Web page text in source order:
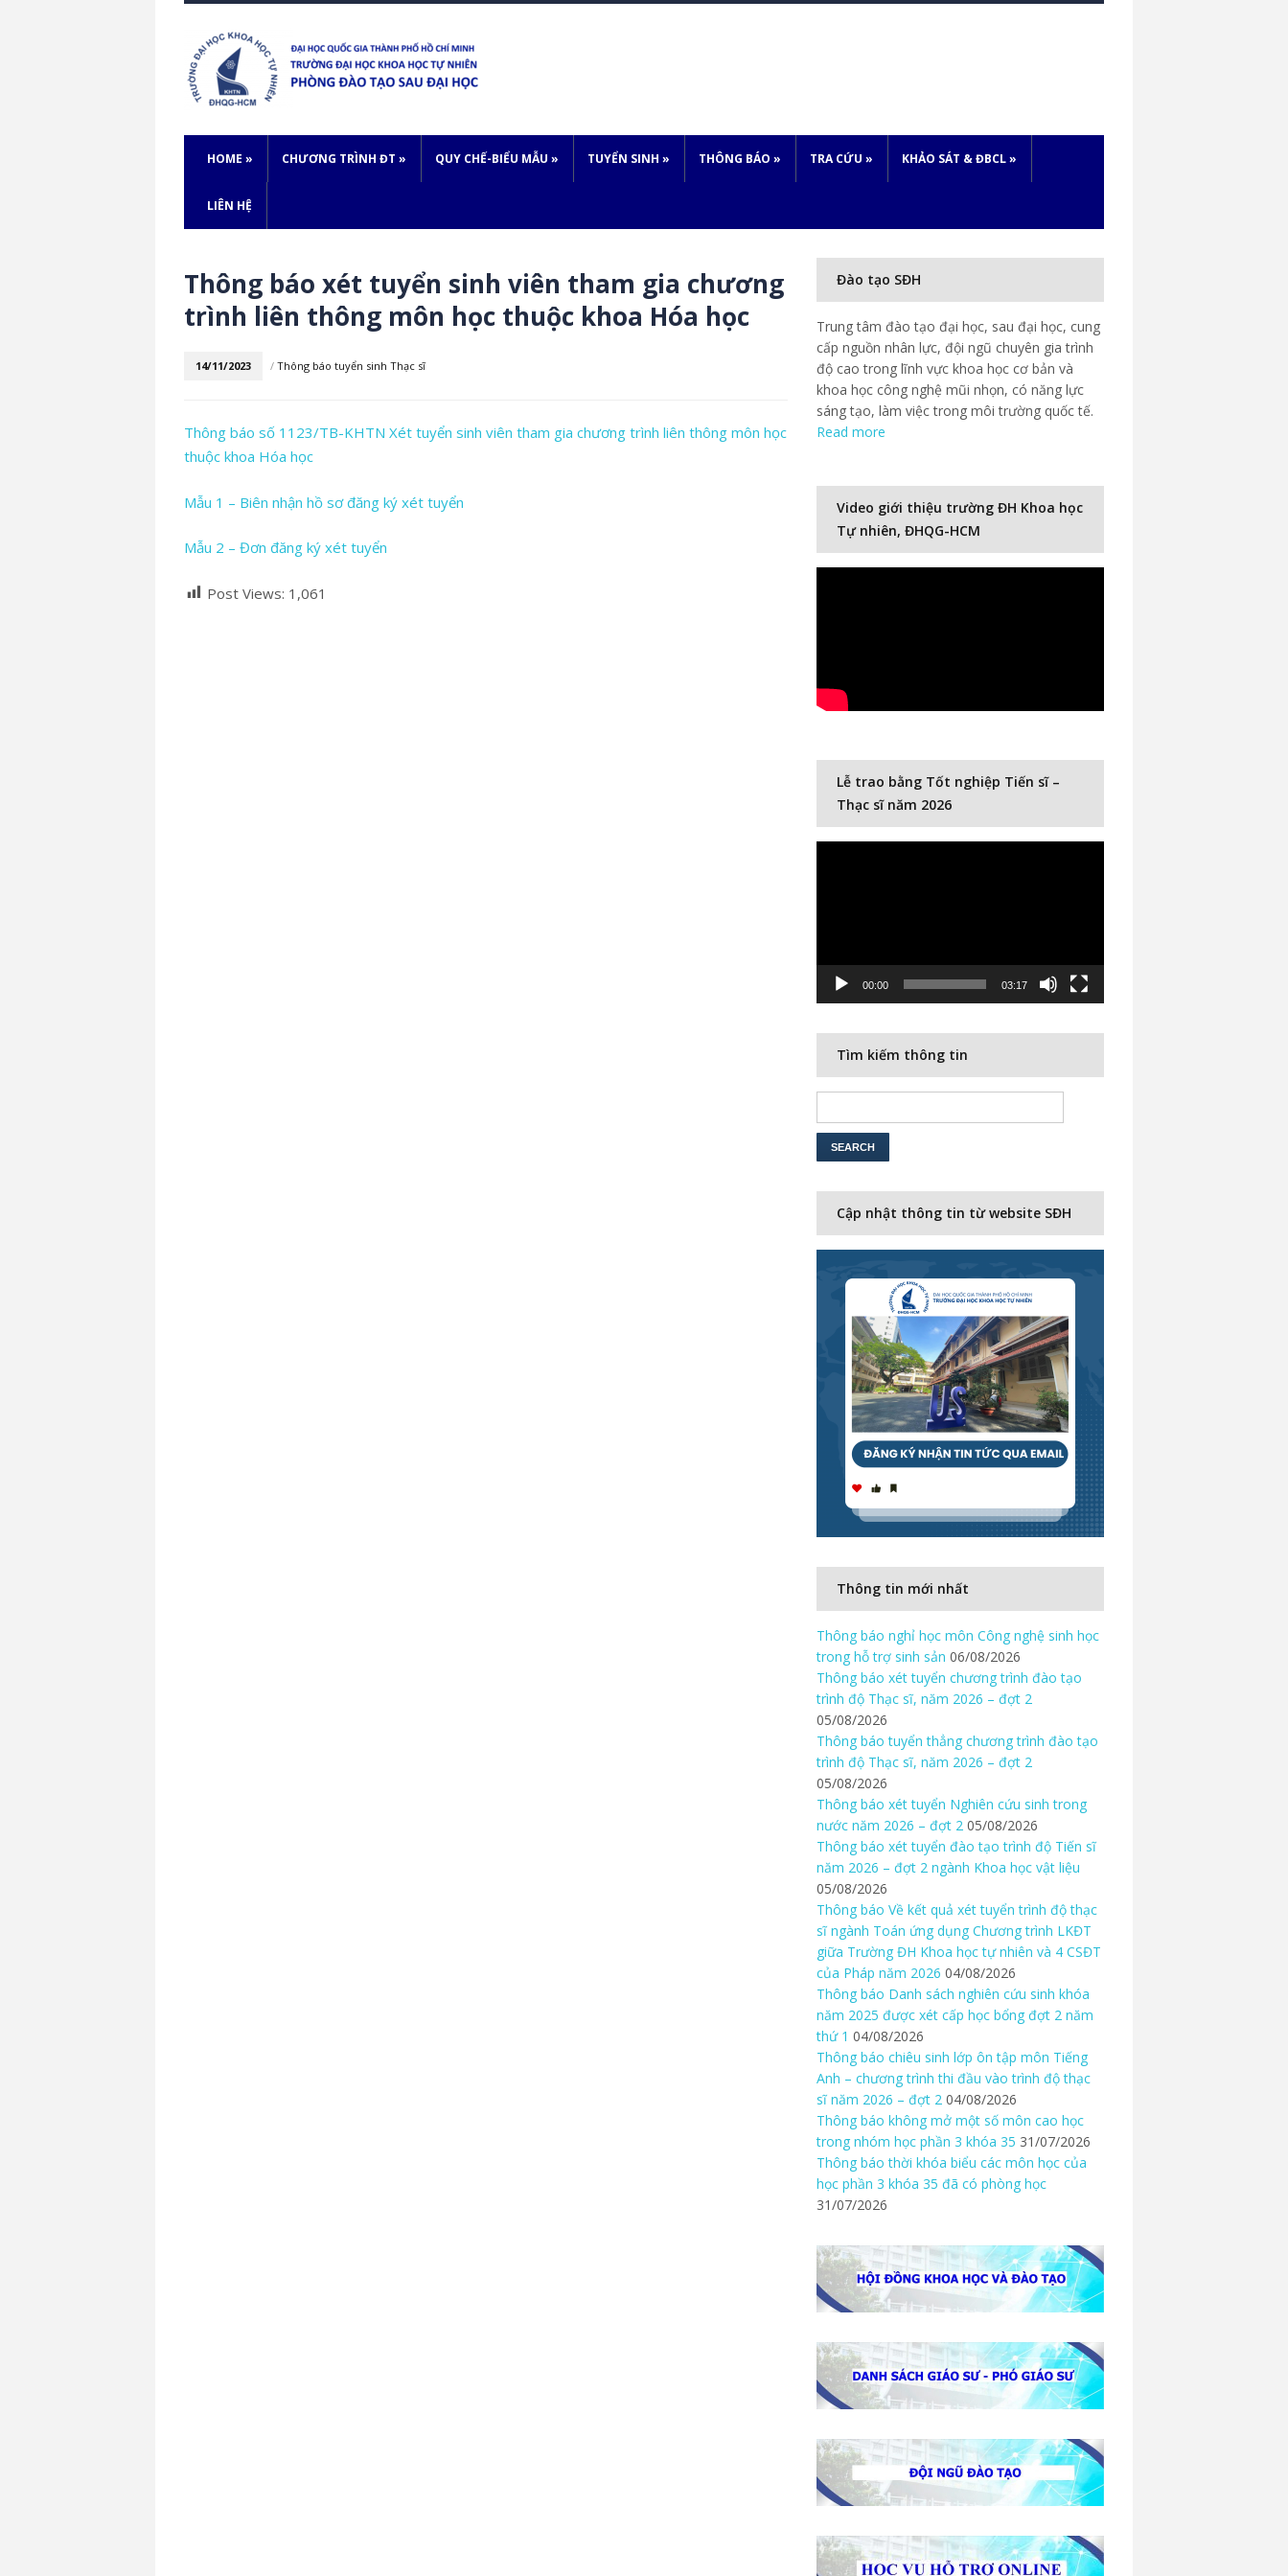
HOME » CHƯƠNG TRÌNH ĐT » QUY CHẾ-BIỂU MẪU » TUYỂN SINH » THÔNG BÁO » TRA CỨU » KHẢO SÁT & ĐBCL»
LIÊN HỆ
Thông báo xét tuyển sinh viên tham gia chương
trình liên thông môn học thuộc khoa Hóa học
14/11/2023 / Thông báo tuyển sinh Thạc sĩ
Thông báo số 1123/TB-KHTN Xét tuyển sinh viên tham gia chương trình liên thông môn học
thuộc khoa Hóa học
Mẫu 1 – Biên nhận hồ sơ đăng ký xét tuyển
Mẫu 2 – Đơn đăng ký xét tuyển
Post Views: 1,061
Đào tạo SĐH
Trung tâm đào tạo đại học, sau đại học, cung
cấp nguồn nhân lực, đội ngũ chuyên gia trình
độ cao trong lĩnh vực khoa học cơ bản và
khoa học công nghệ mũi nhọn, có năng lực
sáng tạo, làm việc trong môi trường quốc tế.
Read more
Video giới thiệu trường ĐH Khoa học
Tự nhiên, ĐHQG-HCM
Lễ trao bằng Tốt nghiệp Tiến sĩ –
Thạc sĩ năm 2026
00:00 03:17
Tìm kiếm thông tin
Cập nhật thông tin từ website SĐH
Thông tin mới nhất
Thông báo nghỉ học môn Công nghệ sinh học
trong hỗ trợ sinh sản 06/08/2026
Thông báo xét tuyển chương trình đào tạo
trình độ Thạc sĩ, năm 2026 – đợt 2
05/08/2026
Thông báo tuyển thẳng chương trình đào tạo
trình độ Thạc sĩ, năm 2026 – đợt 2
05/08/2026
Thông báo xét tuyển Nghiên cứu sinh trong
nước năm 2026 – đợt 2 05/08/2026
Thông báo xét tuyển đào tạo trình độ Tiến sĩ
năm 2026 – đợt 2 ngành Khoa học vật liệu
05/08/2026
Thông báo Về kết quả xét tuyển trình độ thạc
sĩ ngành Toán ứng dụng Chương trình LKĐT
giữa Trường ĐH Khoa học tự nhiên và 4 CSĐT
của Pháp năm 2026 04/08/2026
Thông báo Danh sách nghiên cứu sinh khóa
năm 2025 được xét cấp học bổng đợt 2 năm
thứ 1 04/08/2026
Thông báo chiêu sinh lớp ôn tập môn Tiếng
Anh – chương trình thi đầu vào trình độ thạc
sĩ năm 2026 – đợt 2 04/08/2026
Thông báo không mở một số môn cao học
trong nhóm học phần 3 khóa 35 31/07/2026
Thông báo thời khóa biểu các môn học của
học phần 3 khóa 35 đã có phòng học
31/07/2026